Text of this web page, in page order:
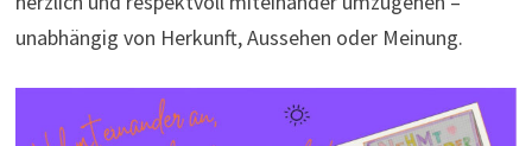
unabhängig von Herkunft, Aussehen oder Meinung.